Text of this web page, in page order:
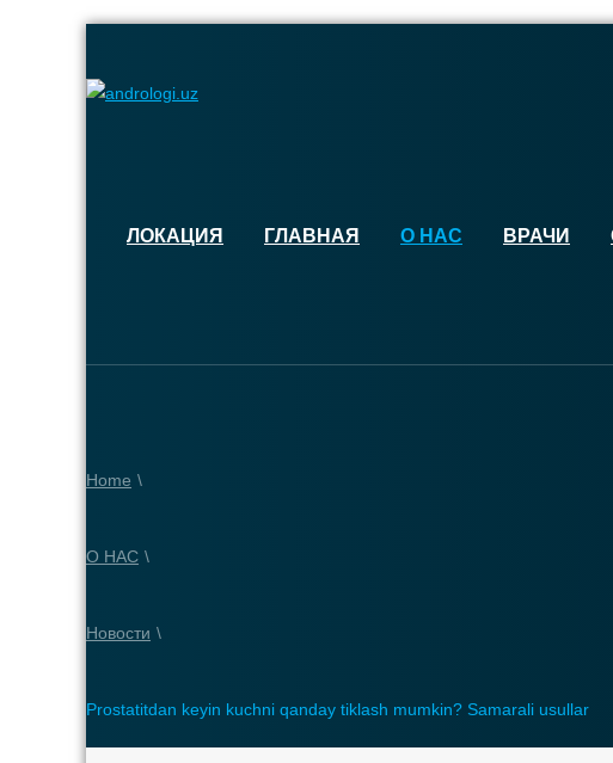
ЛОКАЦИЯ ГЛАВНАЯ О НАС ВРАЧИ
Home \
О НАС \
Новости \
Prostatitdan keyin kuchni qanday tiklash mumkin? Samarali usullar